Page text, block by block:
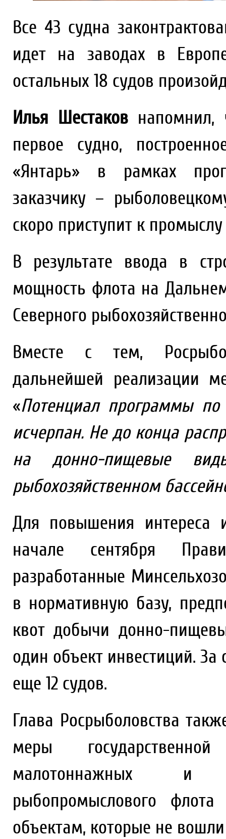
Все 43 судна
идет на заводах в
остальных 18 судов
Илья Шестаковнапомнил,
первое судно,
«Янтарь» в рамках
заказчику –
скоро приступит к
В результате ввода в
мощность флота на
Северного
Вместе с тем,
дальнейшей реализации
«Потенциал программы по
исчерпан. Не до конца
на донно-пищевые
рыбохозяйственном
Для повышения интереса
начале сентября
разработанные
в нормативную базу,
квот добычи донно-
один объект инвестиций. За
еще 12 судов.
Глава Росрыболовства
меры
малотоннажных и
рыбопромыслового
объектам, которые не